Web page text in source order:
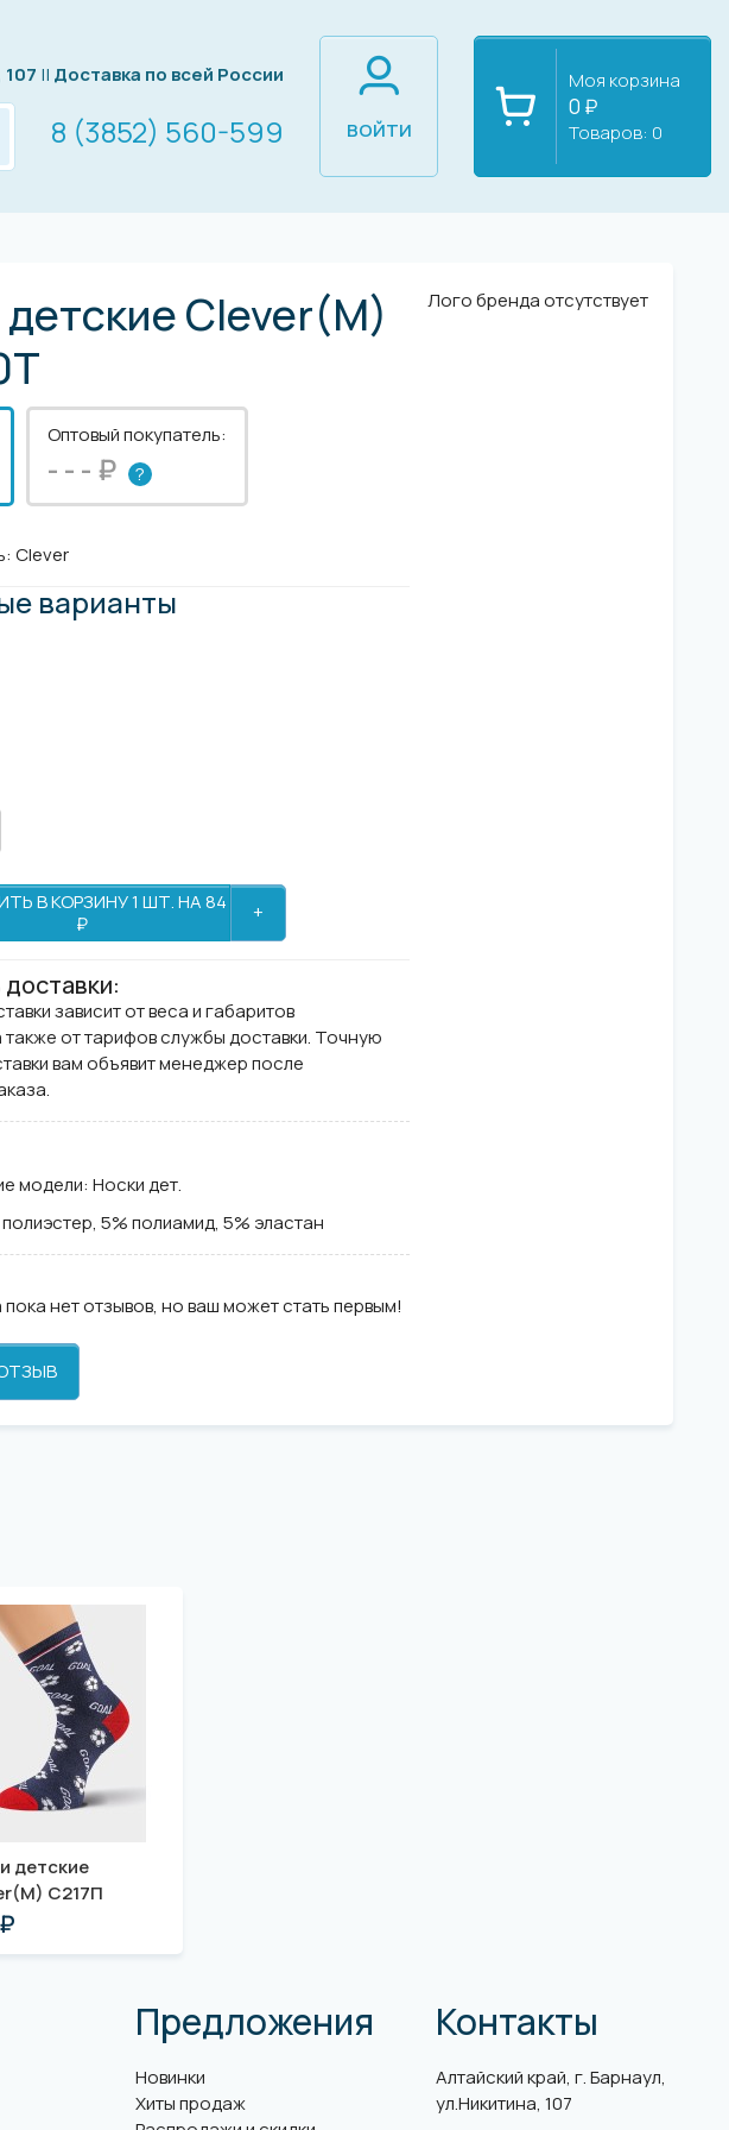
|| Доставка по всей России
8 (3852) 560-599 ВОЙТИ
Моя корзина
0 ₽
Товаров: 0
Clever(M)
Оптовый покупатель:
- - - ₽ ?
Clever
варианты
В КОРЗИНУ 1 ШТ. НА 84
₽
+
зависит от веса и габаритов
также от тарифов службы доставки. Точную
вам объявит менеджер после
модели: Носки дет.
5% полиамид, 5% эластан
пока нет отзывов, но ваш может стать первым!
Лого бренда отсутствует
детские
С217П
Предложения
Новинки
Хиты продаж
Контакты
Алтайский край, г. Барнаул,
ул.Никитина, 107